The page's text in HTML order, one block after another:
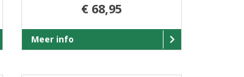
€ 68,95
Meer info